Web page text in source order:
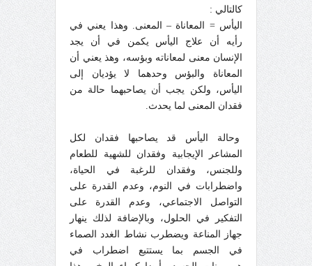
كالتالي :
اليأس = المعاناة – المعنى. وهذا يعني في
رأيه أن علاج اليأس يكمن في أن يجد
الإنسان معنى لمعاناته وبؤسه، وهذ يعني أن
المعاناة والبؤس وحدهما لا يؤديان إلى
اليأس، ولكن يجب أن يصاحبهما حالة من
فقدان المعنى لما يحدث.
وحالة اليأس قد يصاحبها فقدان لكل
المشاعر الإيجابية وفقدان للشهية للطعام
وللجنس، وفقدان للرغبة في الحياة،
واضطرابات في النوم، وعدم القدرة على
التواصل الاجتماعي، وعدم القدرة على
التفكير في الحلول، وبالإضافة لذلك ينهار
جهاز المناعة ويضطرب نشاط الغدد الصماء
في الجسم بما يستتبع اضطراب في